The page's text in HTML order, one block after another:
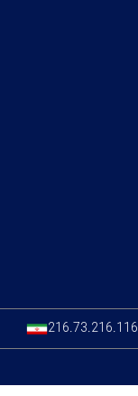
216.73.216.116